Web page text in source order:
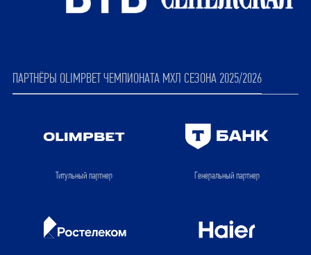
ПАРТНЁРЫ OLIMPBET ЧЕМПИОНАТА МХЛ СЕЗОНА 2025/2026
Титульный партнер Генеральный партнер